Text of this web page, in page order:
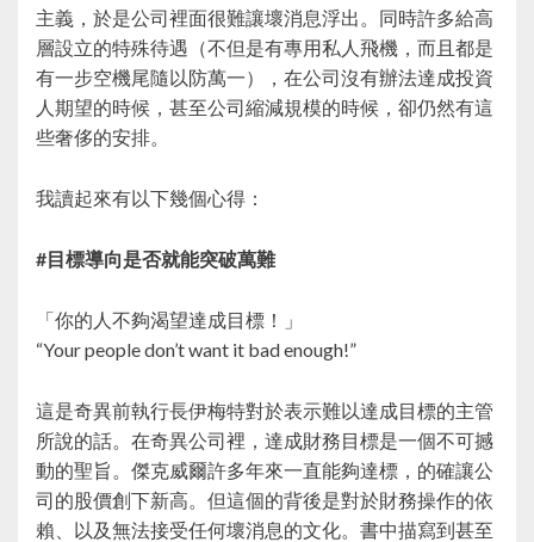
主義，於是公司裡面很難讓壞消息浮出。同時許多給高
層設立的特殊待遇（不但是有專用私人飛機，而且都是
有一步空機尾隨以防萬一），在公司沒有辦法達成投資
人期望的時候，甚至公司縮減規模的時候，卻仍然有這
些奢侈的安排。
我讀起來有以下幾個心得：
#目標導向是否就能突破萬難
「你的人不夠渴望達成目標！」
“Your people don’t want it bad enough!”
這是奇異前執行長伊梅特對於表示難以達成目標的主管
所說的話。在奇異公司裡，達成財務目標是一個不可撼
動的聖旨。傑克威爾許多年來一直能夠達標，的確讓公
司的股價創下新高。但這個的背後是對於財務操作的依
賴、以及無法接受任何壞消息的文化。書中描寫到甚至